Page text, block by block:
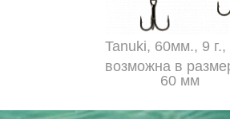
Tanuki, 60мм., 9 г.,
возможна в
60 мм